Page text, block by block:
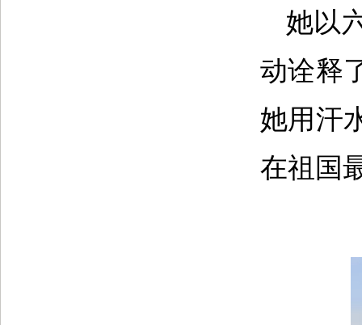
她以
动诠释
她用汗
在祖国